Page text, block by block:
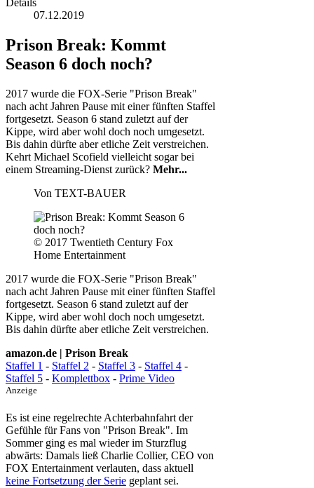
Details
07.12.2019
Prison Break: Kommt
Season 6 doch noch?
2017 wurde die FOX-Serie "Prison Break"
nach acht Jahren Pause mit einer fünften Staffel
fortgesetzt. Season 6 stand zuletzt auf der
Kippe, wird aber wohl doch noch umgesetzt.
Bis dahin dürfte aber etliche Zeit verstreichen.
Kehrt Michael Scofield vielleicht sogar bei
einem Streaming-Dienst zurück? Mehr...
Von TEXT-BAUER
© 2017 Twentieth Century Fox
Home Entertainment
2017 wurde die FOX-Serie "Prison Break"
nach acht Jahren Pause mit einer fünften Staffel
fortgesetzt. Season 6 stand zuletzt auf der
Kippe, wird aber wohl doch noch umgesetzt.
Bis dahin dürfte aber etliche Zeit verstreichen.
amazon.de | Prison Break
Staffel 1 - Staffel 2 - Staffel 3 - Staffel 4 -
Staffel 5 - Komplettbox - Prime Video
Anzeige
Es ist eine regelrechte Achterbahnfahrt der
Gefühle für Fans von "Prison Break". Im
Sommer ging es mal wieder im Sturzflug
abwärts: Damals ließ Charlie Collier, CEO von
FOX Entertainment verlauten, dass aktuell
keine Fortsetzung der Serie geplant sei.